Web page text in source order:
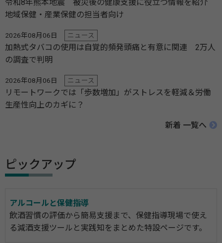
令和8年熊本地震 被災後の健康支援に役立つ情報を紹介
地域保健・産業保健の担当者向け
2026年08月06日 ニュース
加熱式タバコの使用は自覚的頻発頭痛と有意に関連 2万人
の調査で判明
2026年08月06日 ニュース
リモートワークでは「歩数増加」がストレスを軽減＆労働
生産性向上のカギに？
新着 一覧へ
ピックアップ
アルコールと保健指導
飲酒習慣の評価から簡易支援まで、保健指導現場で使え
る減酒支援ツールと実践知をまとめた特設ページです。